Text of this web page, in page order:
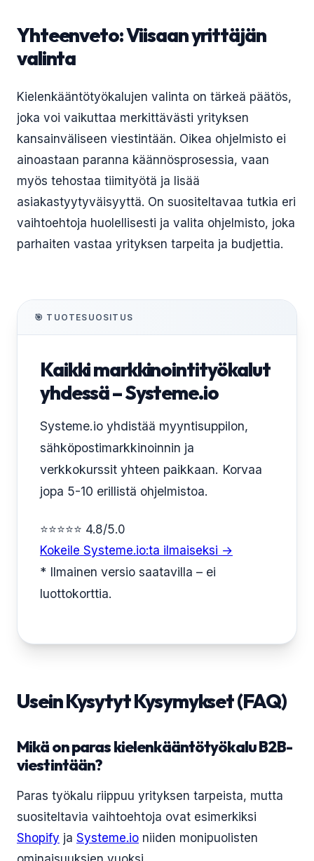
Yhteenveto: Viisaan yrittäjän
valinta
Kielenkääntötyökalujen valinta on tärkeä päätös,
joka voi vaikuttaa merkittävästi yrityksen
kansainväliseen viestintään. Oikea ohjelmisto ei
ainoastaan paranna käännösprosessia, vaan
myös tehostaa tiimityötä ja lisää
asiakastyytyväisyyttä. On suositeltavaa tutkia eri
vaihtoehtoja huolellisesti ja valita ohjelmisto, joka
parhaiten vastaa yrityksen tarpeita ja budjettia.
🎯 TUOTESUOSITUS
Kaikki markkinointityökalut
yhdessä – Systeme.io
Systeme.io yhdistää myyntisuppilon,
sähköpostimarkkinoinnin ja
verkkokurssit yhteen paikkaan. Korvaa
jopa 5-10 erillistä ohjelmistoa.
⭐⭐⭐⭐⭐ 4.8/5.0
Kokeile Systeme.io:ta ilmaiseksi →
* Ilmainen versio saatavilla – ei
luottokorttia.
Usein Kysytyt Kysymykset (FAQ)
Mikä on paras kielenkääntötyökalu B2B-
viestintään?
Paras työkalu riippuu yrityksen tarpeista, mutta
suositeltavia vaihtoehtoja ovat esimerkiksi
Shopify ja Systeme.io niiden monipuolisten